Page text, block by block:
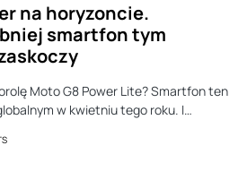
na horyzoncie.
smartfon tym
Moto G8 Power Lite? Smartfon ten
w kwietniu tego roku. I…